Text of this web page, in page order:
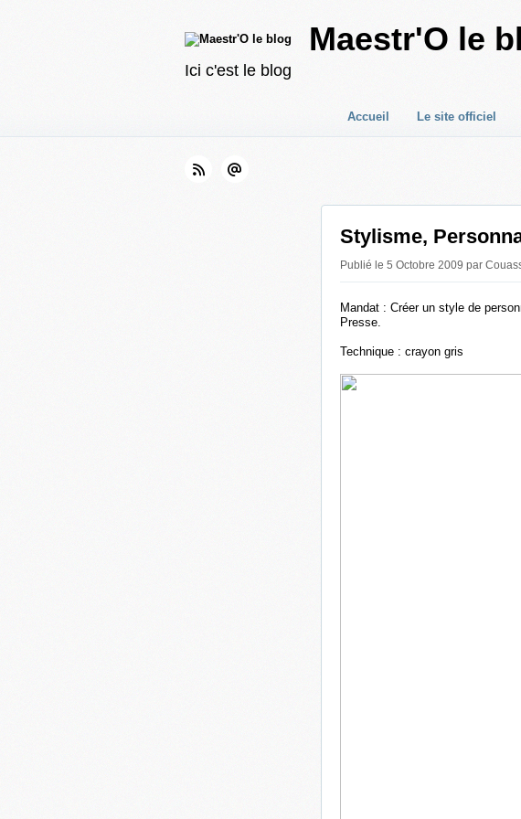
Maestr'O le
Ici c'est le blog
Accueil Le site officiel
Stylisme,
Publié le 5 Octobre 2009 par
Mandat : Créer un style de
Presse.
Technique : crayon gris